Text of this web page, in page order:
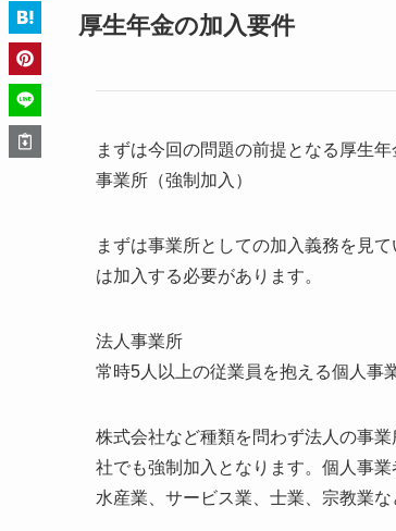
厚生年金の加入要件
まずは今回の問題の前提となる厚生
事業所（強制加入）
まずは事業所としての加入義務を見
は加入する必要があります。
法人事業所
常時5人以上の従業員を抱える個人事
株式会社など種類を問わず法人の事
社でも強制加入となります。個人事
水産業、サービス業、士業、宗教業